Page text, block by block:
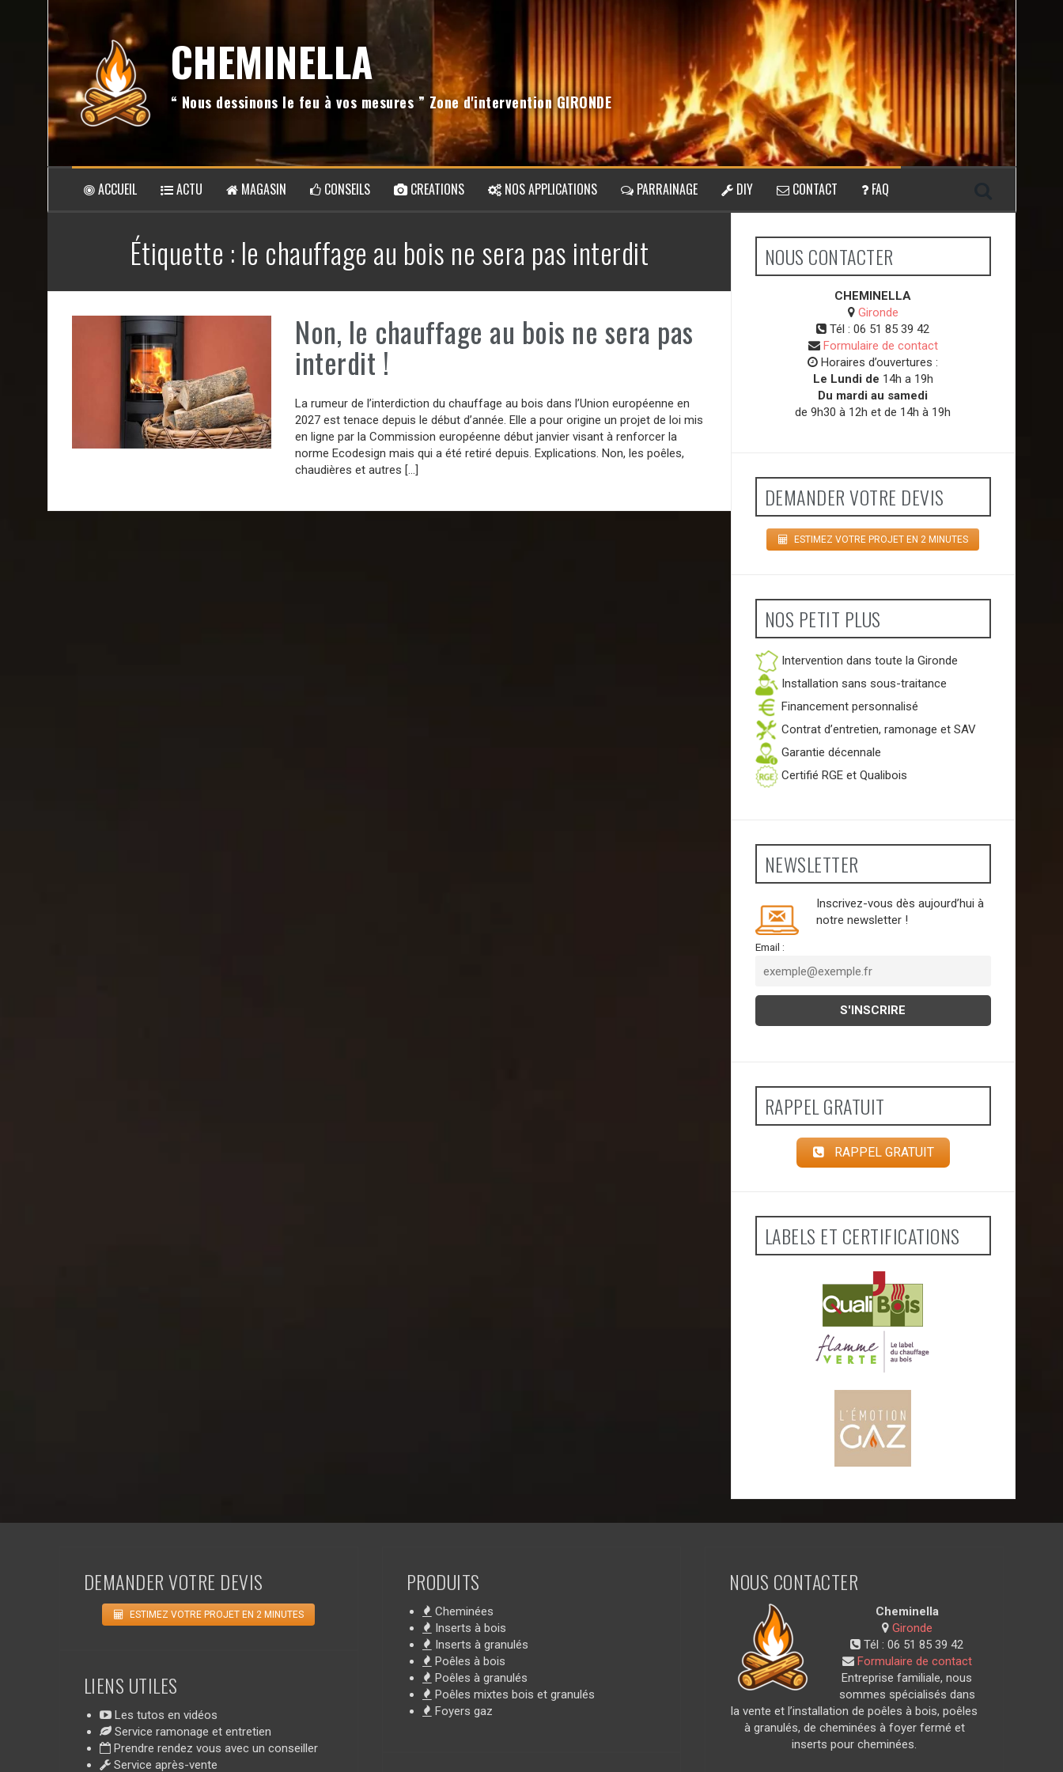
CHEMINELLA
“ Nous dessinons le feu à vos mesures ” Zone d'intervention GIRONDE
ACCUEIL ACTU MAGASIN CONSEILS CREATIONS NOS APPLICATIONS PARRAINAGE DIY CONTACT FAQ
Étiquette : le chauffage au bois ne sera pas interdit
Non, le chauffage au bois ne sera pas
interdit !
La rumeur de l’interdiction du chauffage au bois dans l’Union européenne en
2027 est tenace depuis le début d’année. Elle a pour origine un projet de loi mis
en ligne par la Commission européenne début janvier visant à renforcer la
norme Ecodesign mais qui a été retiré depuis. Explications. Non, les poêles,
chaudières et autres […]
NOUS CONTACTER
CHEMINELLA
Gironde
Tél : 06 51 85 39 42
Formulaire de contact
Horaires d’ouvertures :
Le Lundi de 14h a 19h
Du mardi au samedi
de 9h30 à 12h et de 14h à 19h
DEMANDER VOTRE DEVIS
ESTIMEZ VOTRE PROJET EN 2 MINUTES
NOS PETIT PLUS
Intervention dans toute la Gironde
Installation sans sous-traitance
Financement personnalisé
Contrat d’entretien, ramonage et SAV
Garantie décennale
Certifié RGE et Qualibois
NEWSLETTER
Inscrivez-vous dès aujourd’hui à
notre newsletter !
Email :
RAPPEL GRATUIT
RAPPEL GRATUIT
LABELS ET CERTIFICATIONS
DEMANDER VOTRE DEVIS
ESTIMEZ VOTRE PROJET EN 2 MINUTES
LIENS UTILES
Les tutos en vidéos
Service ramonage et entretien
Prendre rendez vous avec un conseiller
Service après-vente
PRODUITS
Cheminées
Inserts à bois
Inserts à granulés
Poêles à bois
Poêles à granulés
Poêles mixtes bois et granulés
Foyers gaz
NOUS CONTACTER
Cheminella
Gironde
Tél :06 51 85 39 42
Formulaire de contact
Entreprise familiale, nous
sommes spécialisés dans
la vente et l’installation de poêles à bois, poêles
à granulés, de cheminées à foyer fermé et
inserts pour cheminées.